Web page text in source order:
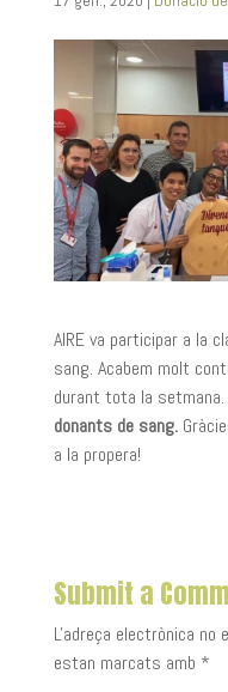
AIRE va participar a la
sang. Acabem molt
durant tota la setmana.
donants de sang.
a la propera!
Submit a
L'adreça electrònica no
estan marcats amb *